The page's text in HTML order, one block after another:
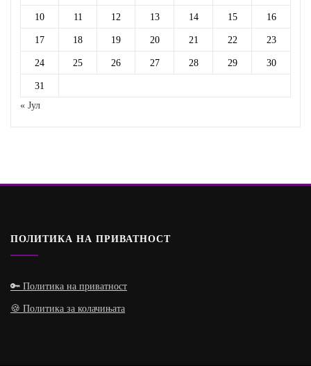
10 11 12 13 14 15 16
17 18 19 20 21 22 23
24 25 26 27 28 29 30
31
« Јул
ПОЛИТИКА НА ПРИВАТНОСТ
🔑 Политика на приватност
🍪 Политика за колачињата